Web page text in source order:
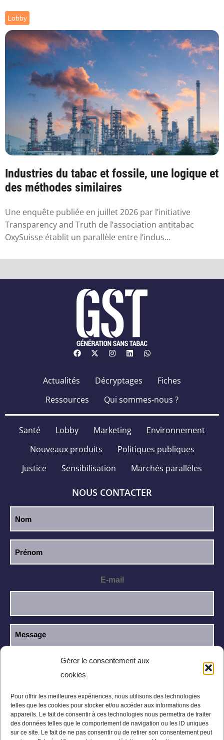
Gérer le consentement aux
cookies
Pour offrir les meilleures expériences, nous utilisons des technologies
telles que les cookies pour stocker et/ou accéder aux informations des
appareils. Le fait de consentir à ces technologies nous permettra de traiter
des données telles que le comportement de navigation ou les ID uniques
sur ce site. Le fait de ne pas consentir ou de retirer son consentement peut
Lobby
Industries du tabac et fossile, une logique et
des méthodes similaires
Une enquête publiée en juillet 2026 par l’initiative
Transparency and Truth de l’association antitabac
OxySuisse établit un parallèle entre l’indus...
Actualités Décryptages
Fiches
Ressources
Qui sommes-nous ?
Santé Lobby Marketing
Environnement
Nouveaux produits
Politiques publiques
Justice
Sensibilisation Marchés parallèles
NOUS CONTACTER
E-mail
J’ai lu et j’accepte la
confidentialité.